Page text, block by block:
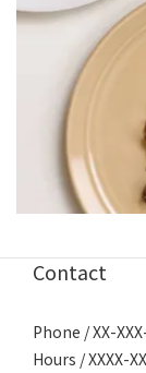
Contact
Phone / XX-
Hours / XXXX-